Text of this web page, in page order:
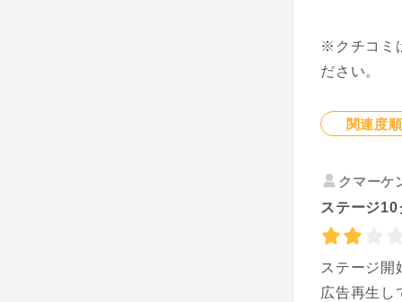
※クチコミ
ださい。
関連度順
クマーケ
ステージ
ステージ開
広告再生し